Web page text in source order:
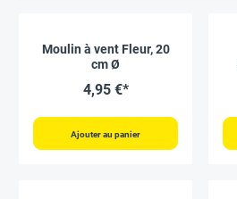
Moulin à vent Fleur, 20
cm Ø
4,95 €*
Ajouter au panier